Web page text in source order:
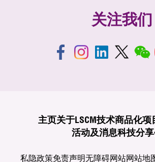
关注我们
主页关于LSCM技术商品化项
活动及消息科技分享
私隐政策免责声明无障碍网站网站地